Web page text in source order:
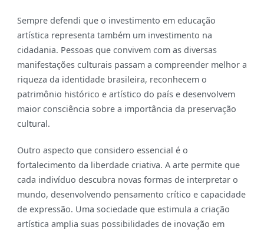
Sempre defendi que o investimento em educação
artística representa também um investimento na
cidadania. Pessoas que convivem com as diversas
manifestações culturais passam a compreender melhor a
riqueza da identidade brasileira, reconhecem o
patrimônio histórico e artístico do país e desenvolvem
maior consciência sobre a importância da preservação
cultural.
Outro aspecto que considero essencial é o
fortalecimento da liberdade criativa. A arte permite que
cada indivíduo descubra novas formas de interpretar o
mundo, desenvolvendo pensamento crítico e capacidade
de expressão. Uma sociedade que estimula a criação
artística amplia suas possibilidades de inovação em